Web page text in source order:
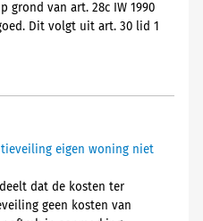
grond van art. 28c IW 1990
Dit volgt uit art. 30 lid 1
eigen woning niet
dat de kosten ter
geen kosten van